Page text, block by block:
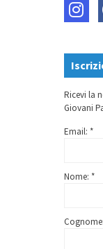
Ricevi la
Giovani
Email: *
Nome: *